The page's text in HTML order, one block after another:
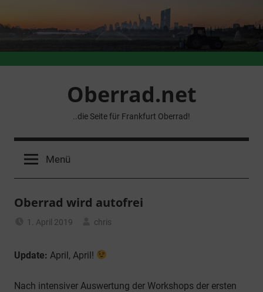
Inhalt
springen
Oberrad.net
..die Seite für Frankfurt Oberrad!
Menü
Oberrad wird autofrei
1. April 2019
chris
Update: April, April!
Nach intensiver Auswertung der Workshops der ersten